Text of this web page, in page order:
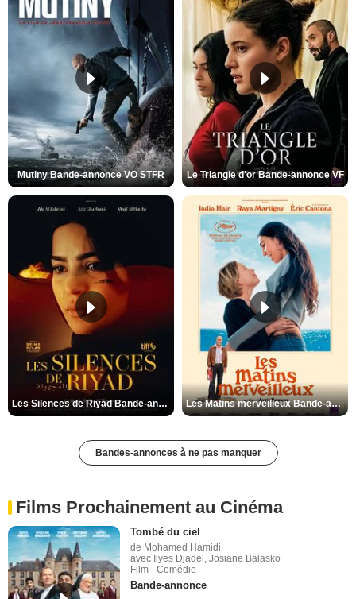
Mutiny Bande-annonce VO STFR Le Triangle d'or Bande-annonce VF
Les Silences de Riyad Bande-annonce VO STFR Les Matins merveilleux Bande-annonce VF
Bandes-annonces à ne pas manquer
Films Prochainement au Cinéma
Tombé du ciel
de Mohamed Hamidi
avec Ilyes Djadel, Josiane Balasko
Film - Comédie
Bande-annonce